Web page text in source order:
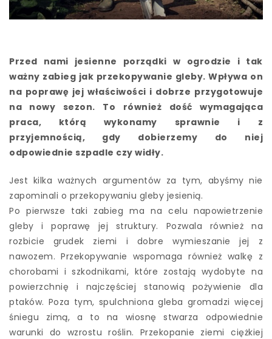
Przed nami jesienne porządki w ogrodzie i tak
ważny zabieg jak przekopywanie gleby. Wpływa on
na poprawę jej właściwości i dobrze przygotowuje
na nowy sezon. To również dość wymagająca
praca, którą wykonamy sprawnie i z
przyjemnością, gdy dobierzemy do niej
odpowiednie szpadle czy widły.
Jest kilka ważnych argumentów za tym, abyśmy nie
zapominali o przekopywaniu gleby jesienią.
Po pierwsze taki zabieg ma na celu napowietrzenie
gleby i poprawę jej struktury. Pozwala również na
rozbicie grudek ziemi i dobre wymieszanie jej z
nawozem. Przekopywanie wspomaga również walkę z
chorobami i szkodnikami, które zostają wydobyte na
powierzchnię i najczęściej stanowią pożywienie dla
ptaków. Poza tym, spulchniona gleba gromadzi więcej
śniegu zimą, a to na wiosnę stwarza odpowiednie
warunki do wzrostu roślin. Przekopanie ziemi ciężkiej